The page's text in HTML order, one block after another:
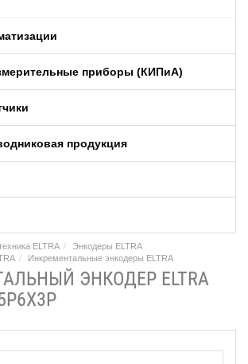
приборы (КИПиA)
продукция
ELTRA
Энкодеры ELTRA
Инкрементальные энкодеры ELTRA
ЭНКОДЕР ELTRA